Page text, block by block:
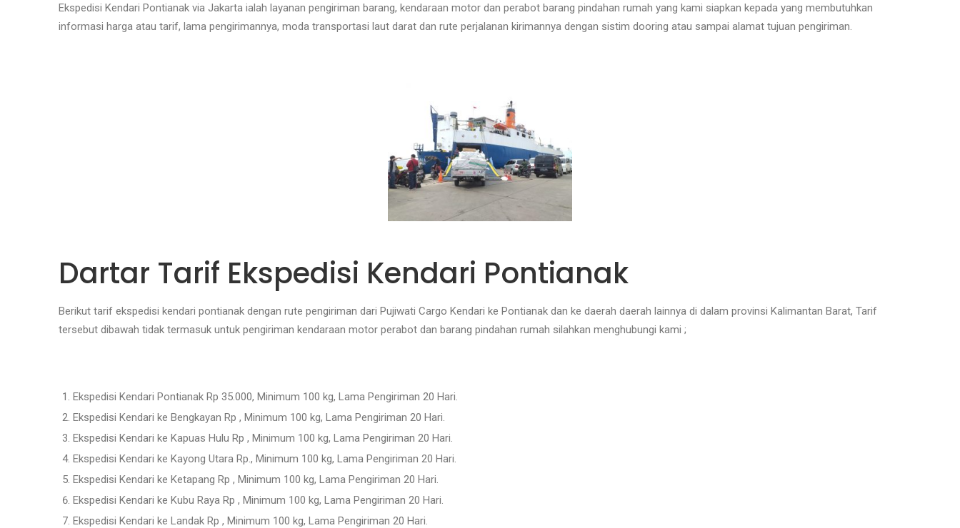
Ekspedisi Kendari Pontianak via Jakarta ialah layanan pengiriman barang, kendaraan motor dan perabot barang pindahan rumah yang kami siapkan kepada yang membutuhkan
informasi harga atau tarif, lama pengirimannya, moda transportasi laut darat dan rute perjalanan kirimannya dengan sistim dooring atau sampai alamat tujuan pengiriman.
Dartar Tarif Ekspedisi Kendari Pontianak
Berikut tarif ekspedisi kendari pontianak dengan rute pengiriman dari Pujiwati Cargo Kendari ke Pontianak dan ke daerah daerah lainnya di dalam provinsi Kalimantan Barat, Tarif
tersebut dibawah tidak termasuk untuk pengiriman kendaraan motor perabot dan barang pindahan rumah silahkan menghubungi kami ;
Ekspedisi Kendari Pontianak Rp 35.000, Minimum 100 kg, Lama Pengiriman 20 Hari.
Ekspedisi Kendari ke Bengkayan Rp , Minimum 100 kg, Lama Pengiriman 20 Hari.
Ekspedisi Kendari ke Kapuas Hulu Rp , Minimum 100 kg, Lama Pengiriman 20 Hari.
Ekspedisi Kendari ke Kayong Utara Rp., Minimum 100 kg, Lama Pengiriman 20 Hari.
Ekspedisi Kendari ke Ketapang Rp , Minimum 100 kg, Lama Pengiriman 20 Hari.
Ekspedisi Kendari ke Kubu Raya Rp , Minimum 100 kg, Lama Pengiriman 20 Hari.
Ekspedisi Kendari ke Landak Rp , Minimum 100 kg, Lama Pengiriman 20 Hari.